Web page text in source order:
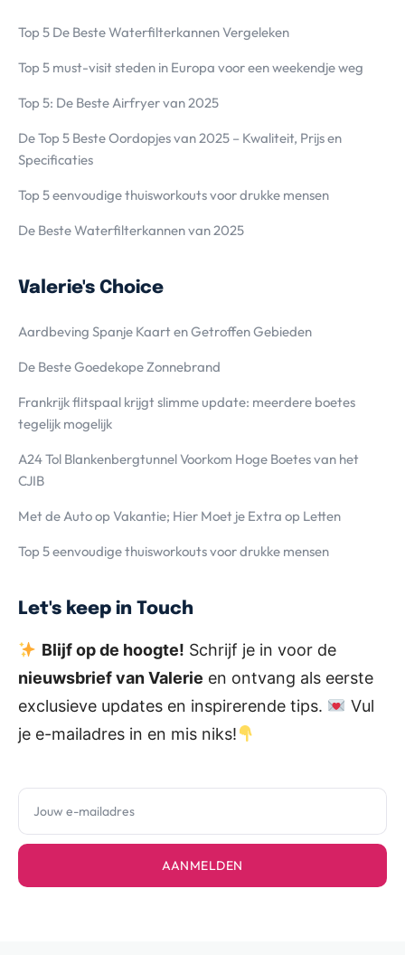
Top 5 De Beste Waterfilterkannen Vergeleken
Top 5 must-visit steden in Europa voor een weekendje weg
Top 5: De Beste Airfryer van 2025
De Top 5 Beste Oordopjes van 2025 – Kwaliteit, Prijs en
Specificaties
Top 5 eenvoudige thuisworkouts voor drukke mensen
De Beste Waterfilterkannen van 2025
Valerie's Choice
Aardbeving Spanje Kaart en Getroffen Gebieden
De Beste Goedekope Zonnebrand
Frankrijk flitspaal krijgt slimme update: meerdere boetes
tegelijk mogelijk
A24 Tol Blankenbergtunnel Voorkom Hoge Boetes van het
CJIB
Met de Auto op Vakantie; Hier Moet je Extra op Letten
Top 5 eenvoudige thuisworkouts voor drukke mensen
Let's keep in Touch
Blijf op de hoogte! Schrijf je in voor de
nieuwsbrief van Valerie en ontvang als eerste
exclusieve updates en inspirerende tips.
Vul
je e-mailadres in en mis niks!
AANMELDEN